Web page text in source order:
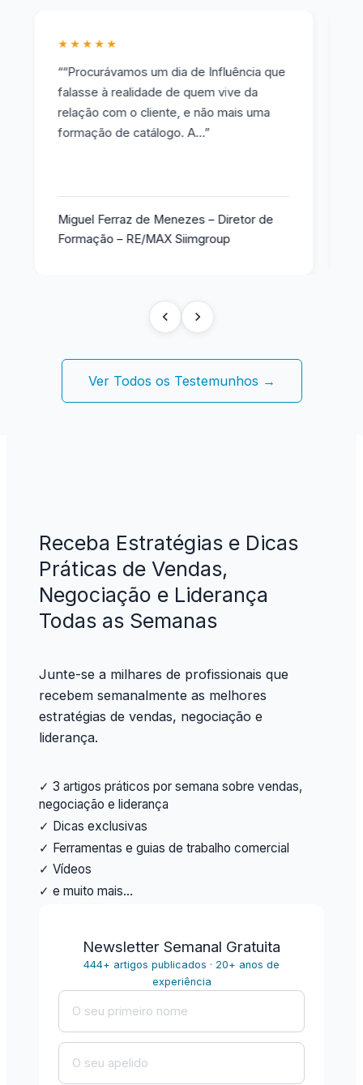
★★★★★
““Procurávamos um dia de Influência que
falasse à realidade de quem vive da
relação com o cliente, e não mais uma
formação de catálogo. A…”
Miguel Ferraz de Menezes – Diretor de
Formação – RE/MAX Siimgroup
Ver Todos os Testemunhos →
Receba Estratégias e Dicas
Práticas de Vendas,
Negociação e Liderança
Todas as Semanas
Junte-se a milhares de profissionais que
recebem semanalmente as melhores
estratégias de vendas, negociação e
liderança.
✓ 3 artigos práticos por semana sobre vendas,
negociação e liderança
✓ Dicas exclusivas
✓ Ferramentas e guias de trabalho comercial
✓ Vídeos
✓ e muito mais…
Newsletter Semanal Gratuita
444+ artigos publicados · 20+ anos de
experiência